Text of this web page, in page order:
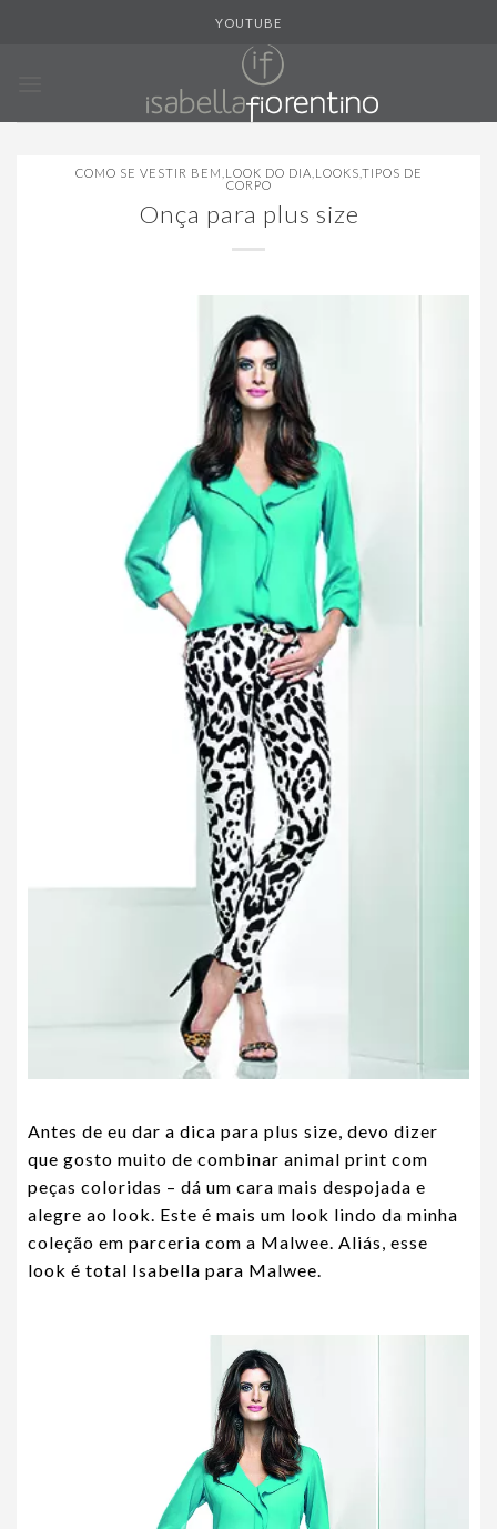
YOUTUBE
COMO SE VESTIR BEM LOOK DO DIA LOOKS TIPOS DE
CORPO
Onça para plus size
Antes de eu dar a dica para plus size, devo dizer
que gosto muito de combinar animal print com
peças coloridas – dá um cara mais despojada e
alegre ao look. Este é mais um look lindo da minha
coleção em parceria com a Malwee. Aliás, esse
look é total Isabella para Malwee.